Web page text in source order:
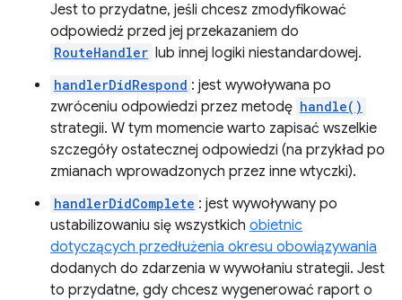
Jest to przydatne, jeśli chcesz zmodyfikować
odpowiedź przed jej przekazaniem do
RouteHandler lub innej logiki niestandardowej.
handlerDidRespond : jest wywoływana po
zwróceniu odpowiedzi przez metodę handle()
strategii. W tym momencie warto zapisać wszelkie
szczegóły ostatecznej odpowiedzi (na przykład po
zmianach wprowadzonych przez inne wtyczki).
handlerDidComplete : jest wywoływany po
ustabilizowaniu się wszystkich obietnic
dotyczących przedłużenia okresu obowiązywania
dodanych do zdarzenia w wywołaniu strategii. Jest
to przydatne, gdy chcesz wygenerować raport o